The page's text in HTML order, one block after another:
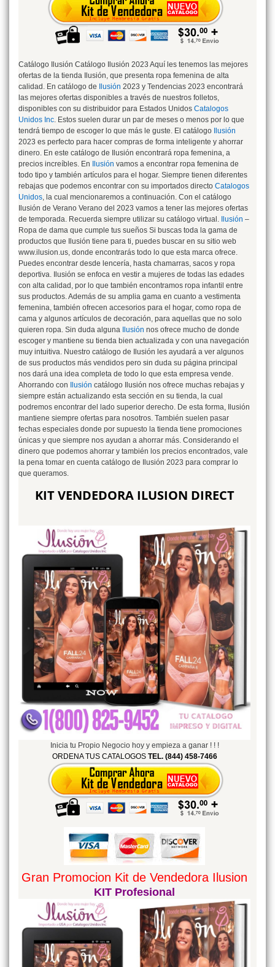
Catálogo Ilusión Catálogo Ilusión 2023 Aquí les tenemos las mejores
ofertas de la tienda Ilusión, que presenta ropa femenina de alta
calidad. En catálogo de Ilusión 2023 y Tendencias 2023 encontrará
las mejores ofertas disponibles a través de nuestros folletos,
disponibles con su distribuidor para Estados Unidos Catalogos
Unidos Inc. Estos suelen durar un par de meses o menos por lo que
tendrá tiempo de escoger lo que más le guste. El catálogo Ilusión
2023 es perfecto para hacer compras de forma inteligente y ahorrar
dinero. En este catálogo de Ilusión encontrará ropa femenina, a
precios increíbles. En Ilusión vamos a encontrar ropa femenina de
todo tipo y también artículos para el hogar. Siempre tienen diferentes
rebajas que podemos encontrar con su importados directo Catalogos
Unidos, la cual mencionaremos a continuación. Con el catálogo
Ilusión de Verano Verano del 2023 vamos a tener las mejores ofertas
de temporada. Recuerda siempre utilizar su catálogo virtual. Ilusión –
Ropa de dama que cumple tus sueños Si buscas toda la gama de
productos que Ilusión tiene para ti, puedes buscar en su sitio web
www.ilusion.us, donde encontrarás todo lo que esta marca ofrece.
Puedes encontrar desde lencería, hasta chamarras, sacos y ropa
deportiva. Ilusión se enfoca en vestir a mujeres de todas las edades
con alta calidad, por lo que también encontramos ropa infantil entre
sus productos. Además de su amplia gama en cuanto a vestimenta
femenina, también ofrecen accesorios para el hogar, como ropa de
cama y algunos artículos de decoración, para aquellas que no solo
quieren ropa. Sin duda alguna Ilusión nos ofrece mucho de donde
escoger y mantiene su tienda bien actualizada y con una navegación
muy intuitiva. Nuestro catálogo de Ilusión les ayudará a ver algunos
de sus productos más vendidos pero sin duda su página principal
nos dará una idea completa de todo lo que esta empresa vende.
Ahorrando con Ilusión catálogo Ilusión nos ofrece muchas rebajas y
siempre están actualizando esta sección en su tienda, la cual
podremos encontrar del lado superior derecho. De esta forma, Ilusión
mantiene siempre ofertas para nosotros. También suelen pasar
fechas especiales donde por supuesto la tienda tiene promociones
únicas y que siempre nos ayudan a ahorrar más. Considerando el
dinero que podemos ahorrar y también los precios encontrados, vale
la pena tomar en cuenta catálogo de Ilusión 2023 para comprar lo
que queramos.
KIT VENDEDORA ILUSION DIRECT
Inicia tu Propio Negocio hoy y empieza a ganar ! ! !
ORDENA TUS CATALOGOS TEL. (844) 458-7466
Gran Promocion Kit de Vendedora Ilusion